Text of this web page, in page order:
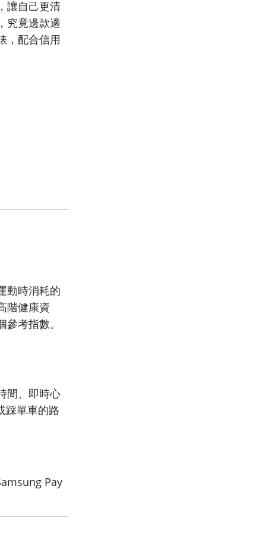
讓自己更清
究竟邊款適
，配合信用
動時消耗的
階健康資
考指數。
間、即時心
踩單車的路
Pay